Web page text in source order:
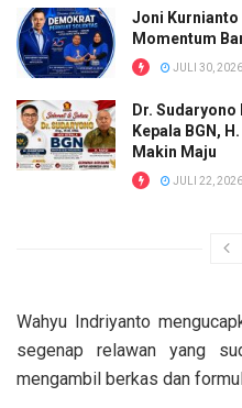
Joni Kurnianto
Momentum
JULI 30,
Dr. Sudaryono
Kepala BGN,
Makin Maju
JULI 22,
Wahyu Indriyanto
segenap relawan yang
mengambil berkas dan